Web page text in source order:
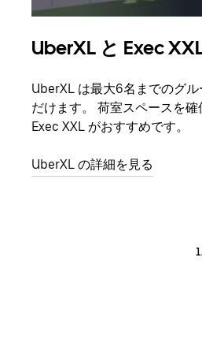
UberXL と Exec
UberXL は最大6名までのグ
だけます。 荷室スペースを確
Exec XXL がおすすめです。
UberXL の詳細を見る